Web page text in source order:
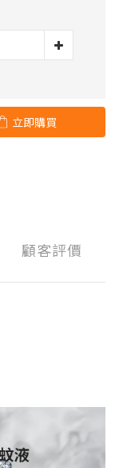
立即購買
顧客評價